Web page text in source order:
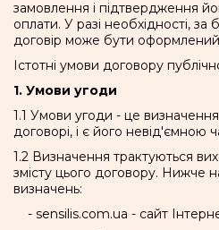
замовлення і підтвердження
оплати. У разі необхідності,
договір може бути
Істотні умови договору
1. Умови угоди
1.1 Умови угоди - це
договорі, і є його невід'ємною
1.2 Визначення трактуються
змісту цього договору. Нижче
визначень:
- sensilis.com.ua - сайт